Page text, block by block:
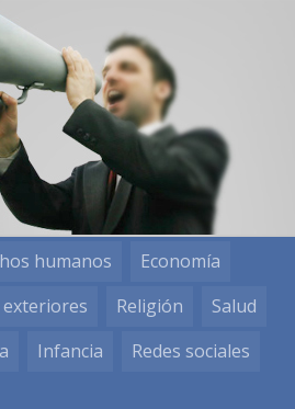
humanos
Economía
exteriores Religión
Salud
Infancia
Redes sociales